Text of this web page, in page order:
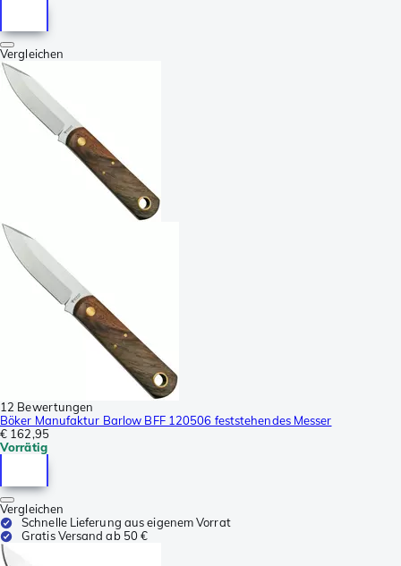
Vergleichen
12 Bewertungen
Böker Manufaktur Barlow BFF 120506 feststehendes Messer
€ 162,95
Vorrätig
Vergleichen
Schnelle Lieferung aus eigenem Vorrat
Gratis Versand ab 50 €